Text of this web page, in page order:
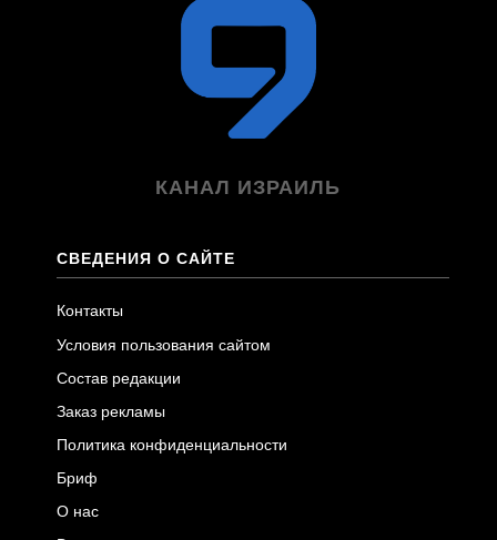
КАНАЛ ИЗРАИЛЬ
СВЕДЕНИЯ О САЙТЕ
Контакты
Условия пользования сайтом
Состав редакции
Заказ рекламы
Политика конфиденциальности
Бриф
О нас